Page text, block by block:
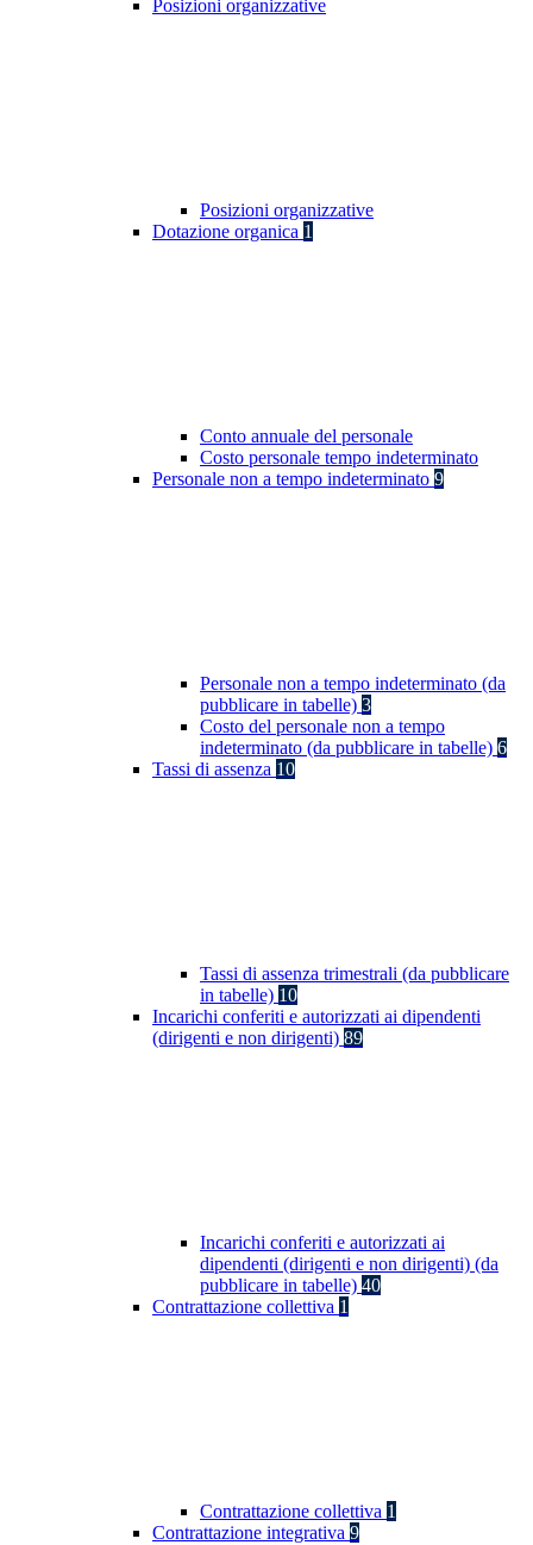
Posizioni organizzative
Posizioni organizzative
Dotazione organica 1
Conto annuale del personale
Costo personale tempo indeterminato
Personale non a tempo indeterminato 9
Personale non a tempo indeterminato (da
pubblicare in tabelle) 3
Costo del personale non a tempo
indeterminato (da pubblicare in tabelle) 6
Tassi di assenza 10
Tassi di assenza trimestrali (da pubblicare
in tabelle) 10
Incarichi conferiti e autorizzati ai dipendenti
(dirigenti e non dirigenti) 89
Incarichi conferiti e autorizzati ai
dipendenti (dirigenti e non dirigenti) (da
pubblicare in tabelle) 40
Contrattazione collettiva 1
Contrattazione collettiva 1
Contrattazione integrativa 9